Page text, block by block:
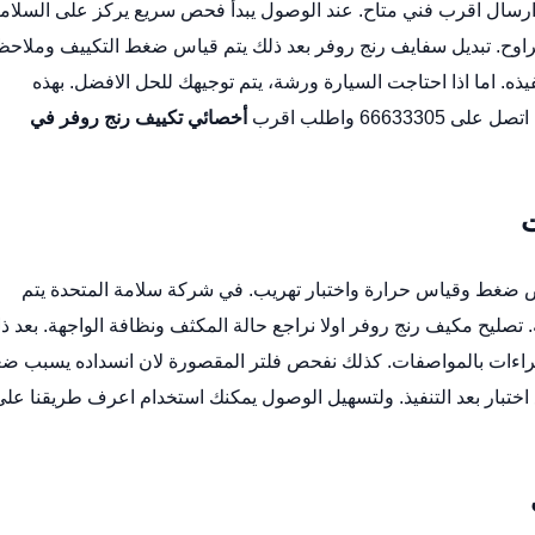
ارسال اقرب فني متاح. عند الوصول يبدأ فحص سريع يركز على
تبديل سفايف رنج روفر بعد ذلك يتم قياس ضغط التكييف
اما اذا احتاجت السيارة ورشة، يتم توجيهك للحل الافضل. بهذه
واطلب اقرب
أخصائي تكييف رنج روفر في
وقياس حرارة واختبار تهريب. في شركة سلامة المتحدة يتم
تصليح مكيف رنج روفر
اولا نراجع حالة المكثف ونظافة الواجهة. بعد
بالمواصفات. كذلك نفحص فلتر المقصورة لان انسداده يسبب
بعد التنفيذ. ولتسهيل الوصول يمكنك استخدام
اعرف طريقنا